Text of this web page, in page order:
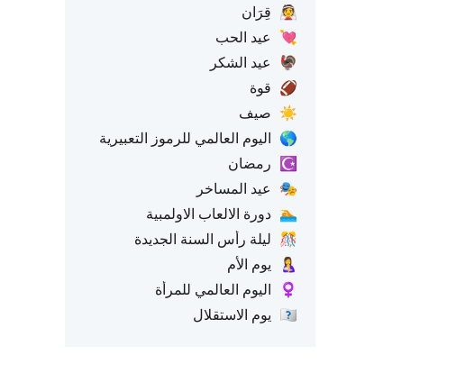
👰 قِرَان
💘
عيد الحب
🦃
عيد الشكر
🏈 قوة
☀️ صيف
🌎 اليوم العالمي للرموز التعبيرية
☪️
رمضان
🎭
عيد المساخر
🏊 دورة الالعاب الاولمبية
🎊 ليلة رأس السنة الجديدة
🤱
يوم الأم
♀️
اليوم العالمي للمرأة
🇺🇸 يوم الاستقلال